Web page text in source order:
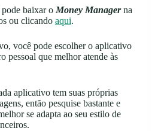
baixar o Money Managerna
ou clicando aqui.
você pode escolher o aplicativo
pessoal que melhor atende às
aplicativo tem suas próprias
então pesquise bastante e
se adapta ao seu estilo de